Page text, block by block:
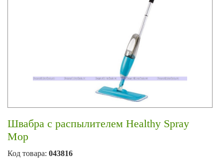
Швабра с распылителем Healthy Spray
Mop
Код товара: 043816